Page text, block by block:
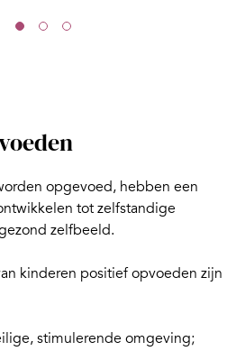
opgevoed, hebben een
tot zelfstandige
zelfbeeld.
kinderen positief opvoeden zijn
stimulerende omgeving;